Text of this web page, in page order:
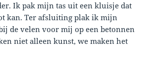
Ik pak mijn tas uit een kluisje dat
kan. Ter afsluiting plak ik mijn
de velen voor mij op een betonnen
niet alleen kunst, we maken het